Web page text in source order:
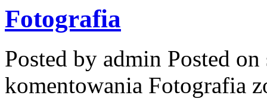
Fotografia
Posted by admin Posted
komentowania Fotografia